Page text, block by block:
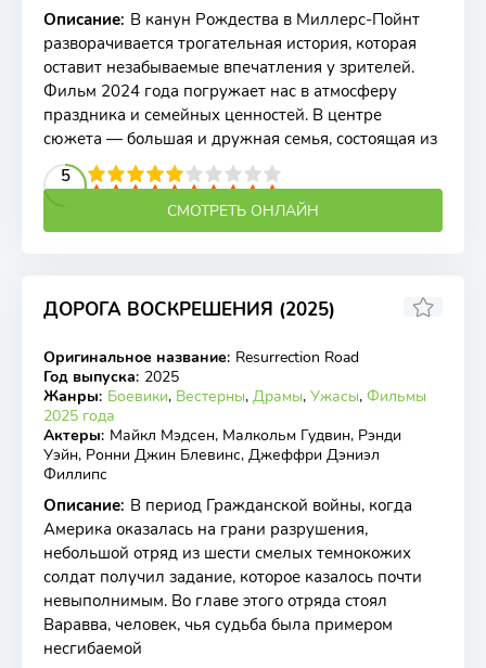
Описание: В канун Рождества в Миллерс-Пойнт
разворачивается трогательная история, которая
оставит незабываемые впечатления у зрителей.
Фильм 2024 года погружает нас в атмосферу
праздника и семейных ценностей. В центре
сюжета — большая и дружная семья, состоящая из
5
4 5 6 7 8 9 10
СМОТРЕТЬ ОНЛАЙН
ДОРОГА ВОСКРЕШЕНИЯ (2025)
WEB-DL
Оригинальное название: Resurrection Road
Год выпуска: 2025
Жанры: Боевики, Вестерны, Драмы, Ужасы, Фильмы
2025 года
Актеры: Майкл Мэдсен, Малкольм Гудвин, Рэнди
Уэйн, Ронни Джин Блевинс, Джеффри Дэниэл
Филлипс
Описание: В период Гражданской войны, когда
Америка оказалась на грани разрушения,
небольшой отряд из шести смелых темнокожих
солдат получил задание, которое казалось почти
невыполнимым. Во главе этого отряда стоял
Варавва, человек, чья судьба была примером
несгибаемой